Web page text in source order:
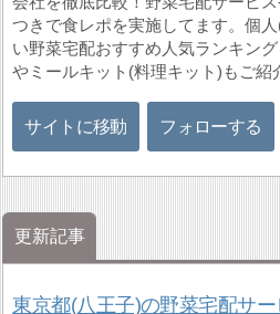
つきで食レポを実施してます。個
い野菜宅配おすすめ人気ランキン
やミールキット(料理キット)もご紹
サイトに移動 フォローする
更新記事
東京都(八王子)の野菜宅配サ